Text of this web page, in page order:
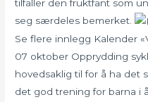
tilfaller den fruktfant som
seg særdeles bemerket.
Se flere innlegg Kalender
07 oktober Opprydding
hovedsaklig til for å ha det
det god trening for barna i